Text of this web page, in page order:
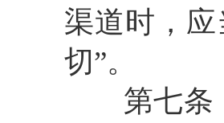
渠道时，
切”。
第七条